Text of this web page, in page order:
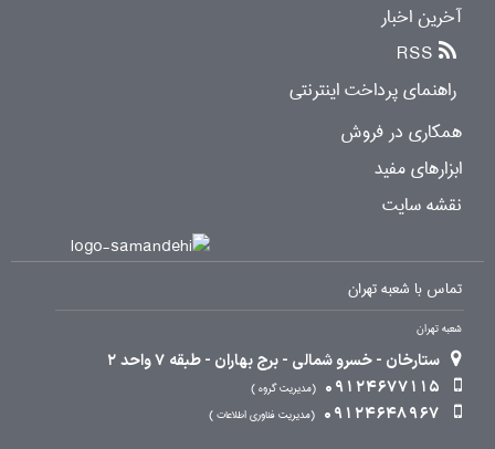
آخرین اخبار
RSS
راهنمای پرداخت اینترنتی
همکاری در فروش
ابزارهای مفید
نقشه سایت
تماس با شعبه تهران
شعبه تهران
ستارخان - خسرو شمالی - برج بهاران - طبقه 7 واحد 2
09124677115
مدیریت گروه
09124648967 مدیریت فناوری اطلاعات